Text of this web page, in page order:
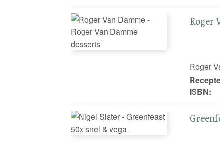
Roger
Roger
ISBN: